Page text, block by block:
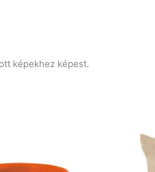
képekhez képest.